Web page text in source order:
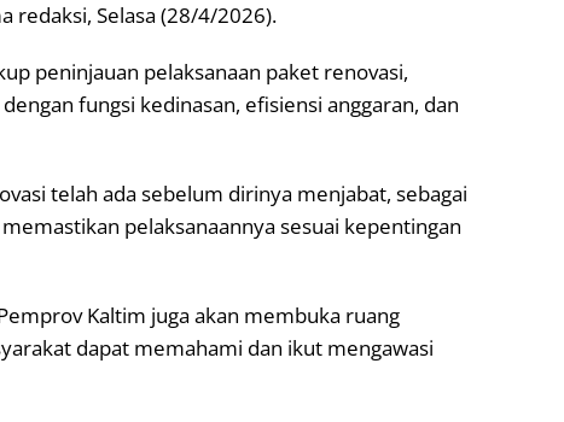
redaksi, Selasa (28/4/2026).
peninjauan pelaksanaan paket renovasi,
fungsi kedinasan, efisiensi anggaran, dan
telah ada sebelum dirinya menjabat, sebagai
pelaksanaannya sesuai kepentingan
Kaltim juga akan membuka ruang
dapat memahami dan ikut mengawasi